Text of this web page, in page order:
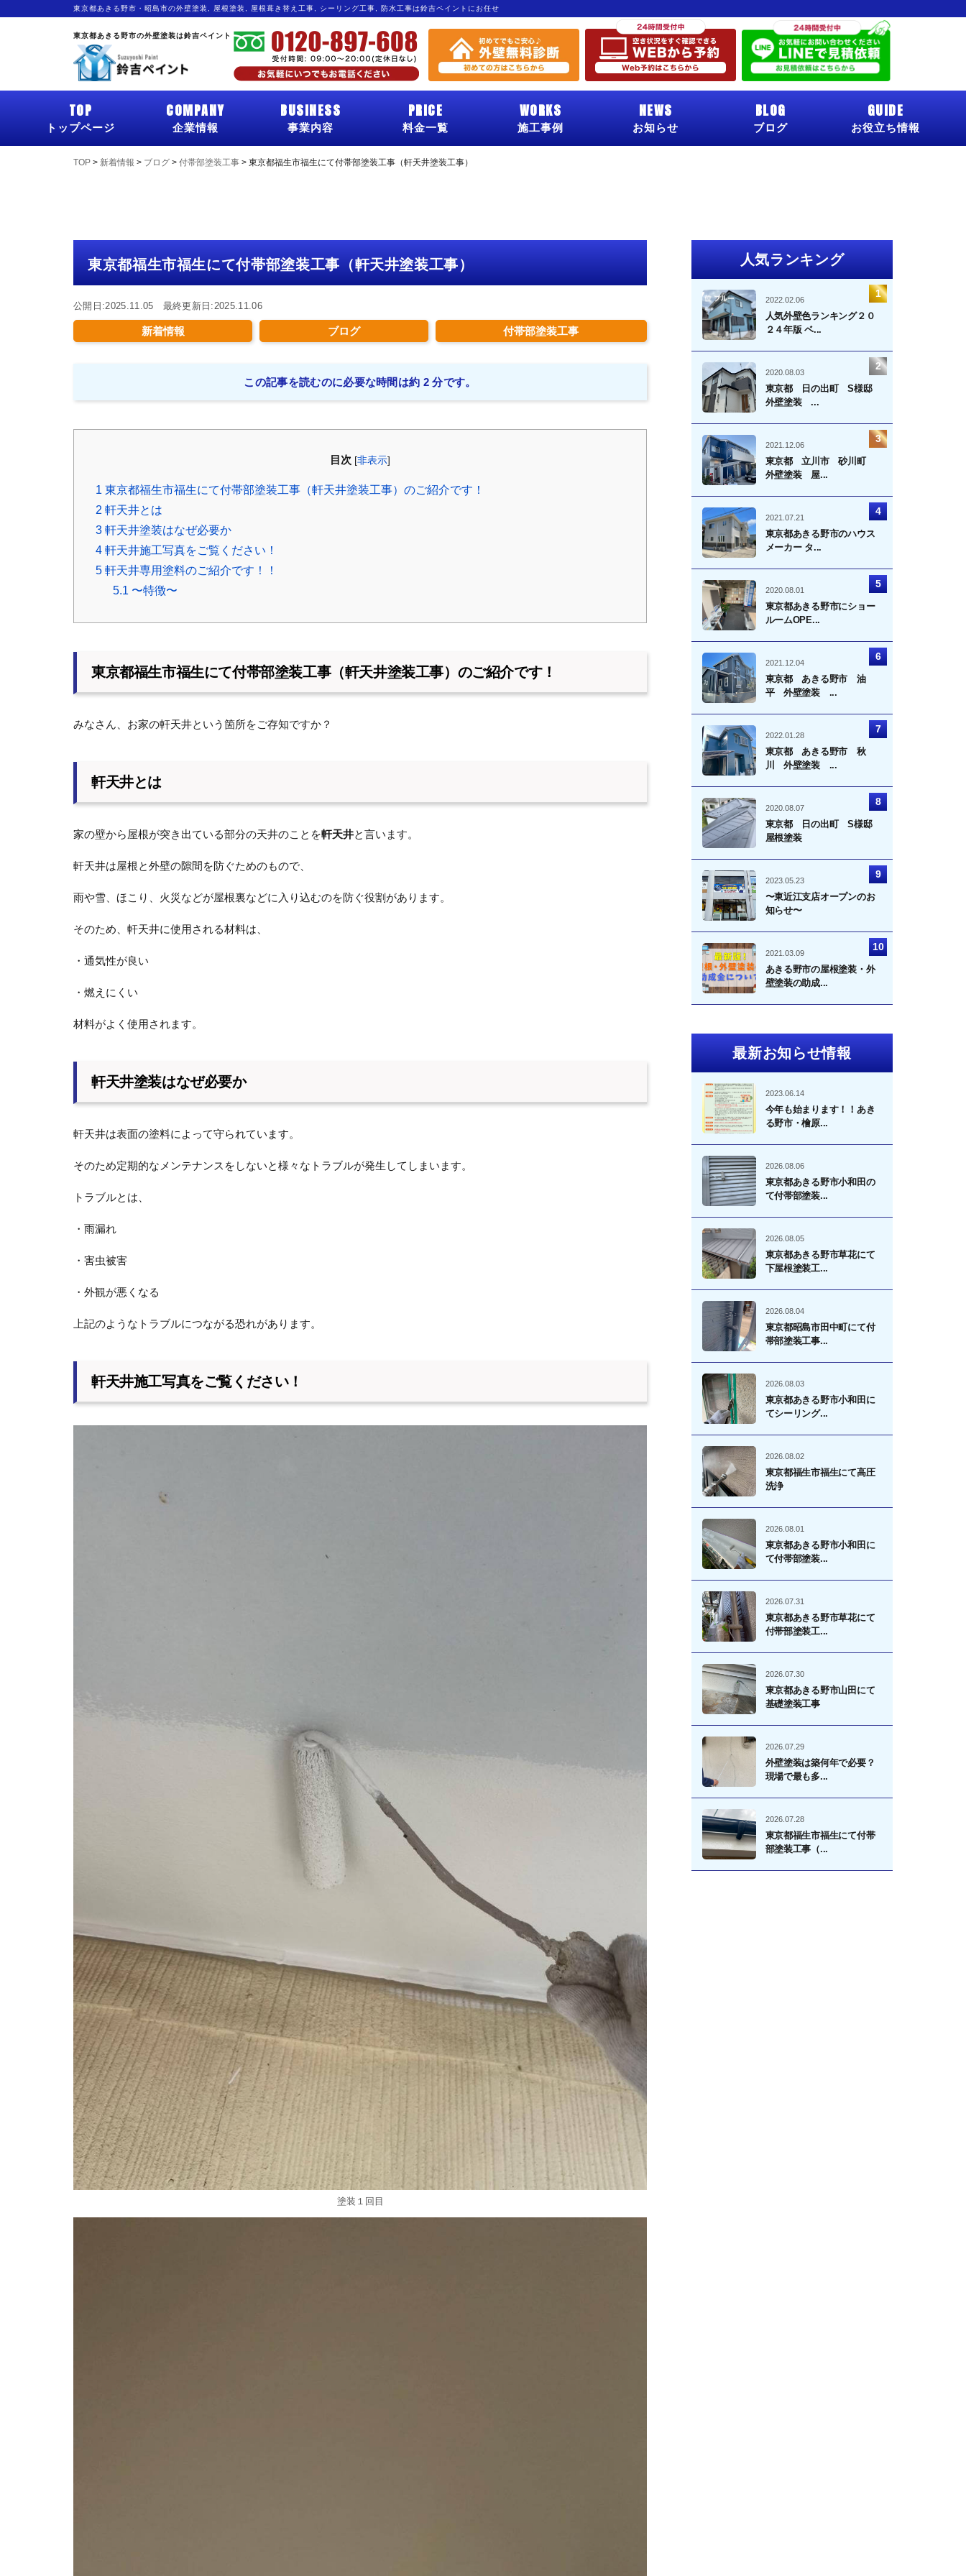
東京都あきる野市・昭島市の外壁塗装, 屋根塗装, 屋根葺き替え工事, シーリング工事, 防水工事は鈴吉ペイントにお任せ
東京都あきる野市の外壁塗装は鈴吉ペイント
TOP
トップページ
COMPANY
企業情報
BUSINESS
事業内容
PRICE
料金一覧
WORKS
施工事例
NEWS
お知らせ
BLOG
ブログ
GUIDE
お役立ち情報
TOP > 新着情報 > ブログ > 付帯部塗装工事 > 東京都福生市福生にて付帯部塗装工事（軒天井塗装工事）
東京都福生市福生にて付帯部塗装工事（軒天井塗装工事）
公開日:2025.11.05 最終更新日:2025.11.06
新着情報 ブログ 付帯部塗装工事
この記事を読むのに必要な時間は約 2 分です。
目次 [非表示]
1 東京都福生市福生にて付帯部塗装工事（軒天井塗装工事）のご紹介です！
2 軒天井とは
3 軒天井塗装はなぜ必要か
4 軒天井施工写真をご覧ください！
5 軒天井専用塗料のご紹介です！！
5.1 〜特徴〜
東京都福生市福生にて付帯部塗装工事（軒天井塗装工事）のご紹介です！
みなさん、お家の軒天井という箇所をご存知ですか？
軒天井とは
家の壁から屋根が突き出ている部分の天井のことを軒天井と言います。
軒天井は屋根と外壁の隙間を防ぐためのもので、
雨や雪、ほこり、火災などが屋根裏などに入り込むのを防ぐ役割があります。
そのため、軒天井に使用される材料は、
・通気性が良い
・燃えにくい
材料がよく使用されます。
軒天井塗装はなぜ必要か
軒天井は表面の塗料によって守られています。
そのため定期的なメンテナンスをしないと様々なトラブルが発生してしまいます。
トラブルとは、
・雨漏れ
・害虫被害
・外観が悪くなる
上記のようなトラブルにつながる恐れがあります。
軒天井施工写真をご覧ください！
塗装１回目
人気ランキング
2022.02.06
人気外壁色ランキング２０
２４年版 ベ...
2020.08.03
東京都 日の出町 S様邸
外壁塗装 ...
2021.12.06
東京都 立川市 砂川町
外壁塗装 屋...
2021.07.21
東京都あきる野市のハウス
メーカー タ...
2020.08.01
東京都あきる野市にショー
ルームOPE...
2021.12.04
東京都 あきる野市 油
平 外壁塗装 ...
2022.01.28
東京都 あきる野市 秋
川 外壁塗装 ...
2020.08.07
東京都 日の出町 S様邸
屋根塗装
2023.05.23
〜東近江支店オープンのお
知らせ〜
2021.03.09
あきる野市の屋根塗装・外
壁塗装の助成...
最新お知らせ情報
2023.06.14
今年も始まります！！あき
る野市・檜原...
2026.08.06
東京都あきる野市小和田の
て付帯部塗装...
2026.08.05
東京都あきる野市草花にて
下屋根塗装工...
2026.08.04
東京都昭島市田中町にて付
帯部塗装工事...
2026.08.03
東京都あきる野市小和田に
てシーリング...
2026.08.02
東京都福生市福生にて高圧
洗浄
2026.08.01
東京都あきる野市小和田に
て付帯部塗装...
2026.07.31
東京都あきる野市草花にて
付帯部塗装工...
2026.07.30
東京都あきる野市山田にて
基礎塗装工事
2026.07.29
外壁塗装は築何年で必要？
現場で最も多...
2026.07.28
東京都福生市福生にて付帯
部塗装工事（...